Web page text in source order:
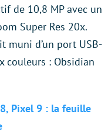
de 10,8 MP avec un
Super Res 20x.
muni d’un port USB-
couleurs : Obsidian
Pixel 9 : la feuille